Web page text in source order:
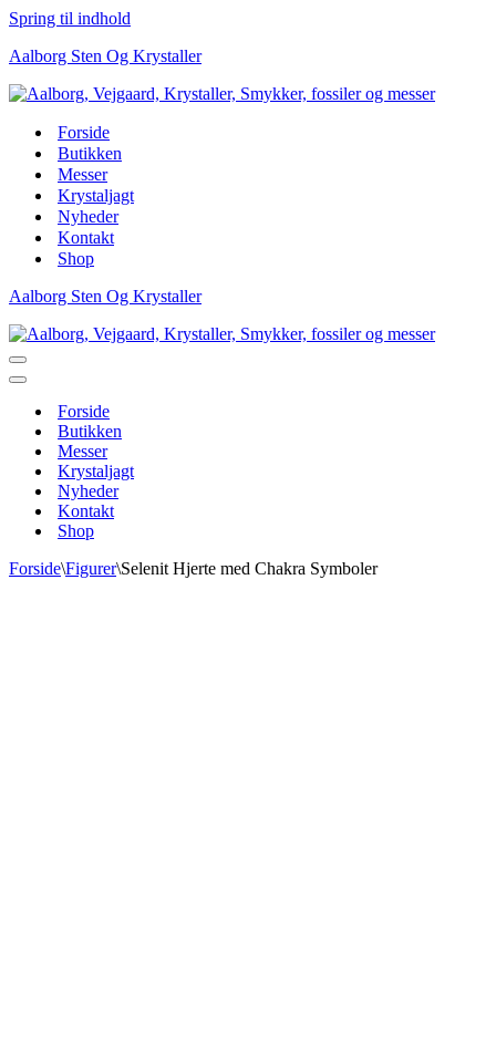
Spring til indhold
Aalborg Sten Og Krystaller
Forside
Butikken
Messer
Krystaljagt
Nyheder
Kontakt
Shop
Aalborg Sten Og Krystaller
Navigation
menu
Navigation
Forside
Butikken
Messer
Krystaljagt
Nyheder
Kontakt
Shop
Forside\Figurer\Selenit Hjerte med Chakra Symboler